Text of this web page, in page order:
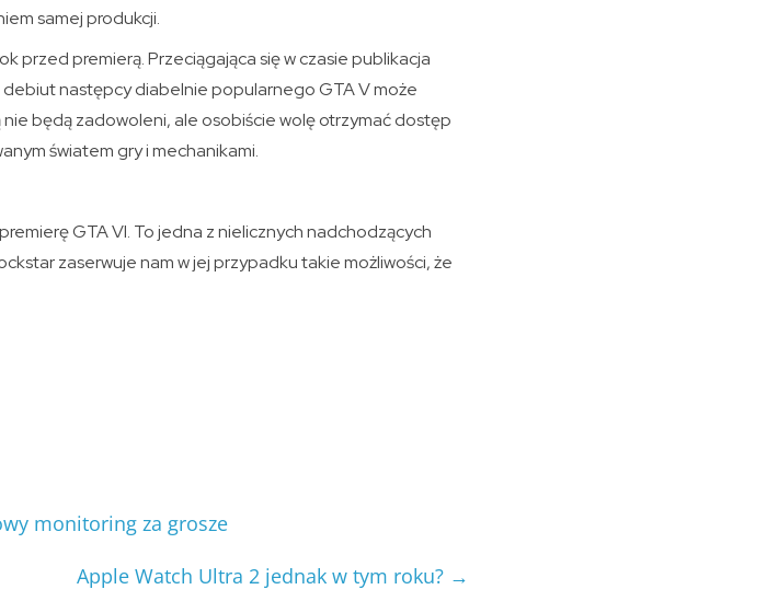
samej produkcji.
przed premierą. Przeciągająca się w czasie publikacja
następcy diabelnie popularnego GTA V może
będą zadowoleni, ale osobiście wolę otrzymać dostęp
światem gry i mechanikami.
GTA VI. To jedna z nielicznych nadchodzących
zaserwuje nam w jej przypadku takie możliwości, że
monitoring za grosze
Apple Watch Ultra 2 jednak w tym roku? →